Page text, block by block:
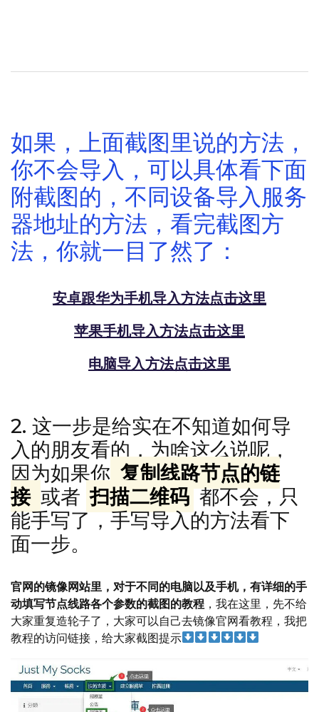
如果，上面截图里说的方法，
你不会导入，可以具体看下面
附截图的，不同设备导入服务
器地址的方法，看完截图方
法，你就一目了然了：
安卓跟华为手机导入方法点击这里
苹果手机导入方法点击这里
电脑导入方法点击这里
2. 这一步是给实在不知道如何导
入的朋友看的，为啥这么说呢，
因为如果你 复制线路节点的链
接 或者 扫描二维码都不会，只
能手写了，手写导入的方法看下
面一步。
官网的镜像网站里，对于不同的电脑以及手机，有详细的手
动填写节点线路各个参数的截图的教程 ，我在这里，先不给
大家重复造轮子了，大家可以自己去镜像官网看教程，我把
教程的访问链接，给大家截图提示